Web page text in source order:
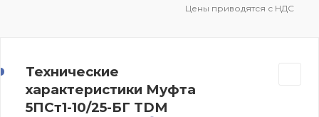
Цены приводятся с НДС
Технические
характеристики Муфта
5ПСт1-10/25-БГ TDM